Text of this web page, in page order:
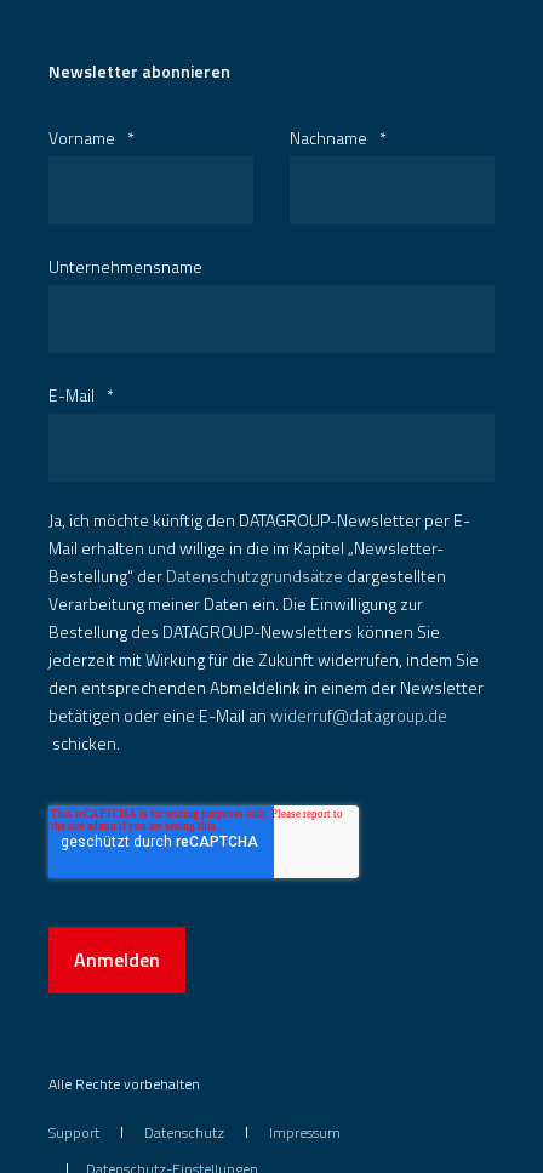
Newsletter abonnieren
Vorname * Nachname *
Unternehmensname
E-Mail *
Ja, ich möchte künftig den DATAGROUP-Newsletter per E-
Mail erhalten und willige in die im Kapitel „Newsletter-
Bestellung“ derDatenschutzgrundsätze dargestellten
Verarbeitung meiner Daten ein. Die Einwilligung zur
Bestellung des DATAGROUP-Newsletters können Sie
jederzeit mit Wirkung für die Zukunft widerrufen, indem Sie
den entsprechenden Abmeldelink in einem der Newsletter
betätigen oder eine E-Mail anwiderruf@datagroup.de
schicken.
Anmelden
Alle Rechte vorbehalten
Support Datenschutz
Impressum